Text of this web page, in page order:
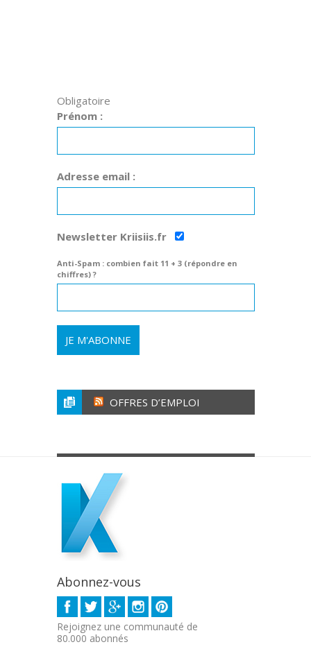
Obligatoire
Prénom :
Adresse email :
Newsletter Kriisiis.fr
Anti-Spam : combien fait 11 + 3 (répondre en
chiffres) ?
OFFRES D’EMPLOI
Abonnez-vous
Rejoignez une communauté de
80.000 abonnés